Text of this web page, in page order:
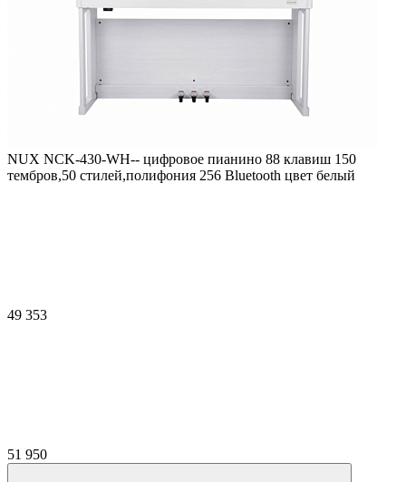
NUX NCK-430-WH-- цифровое пианино 88 клавиш 150
тембров,50 стилей,полифония 256 Bluetooth цвет белый
49 353
51 950